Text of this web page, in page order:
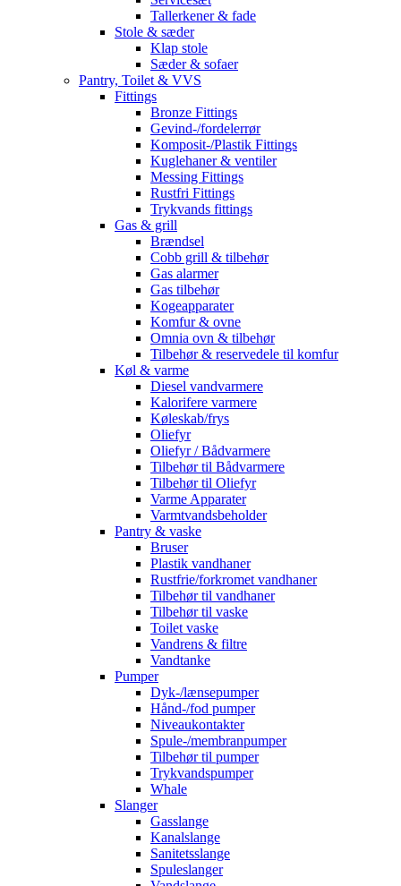
Tallerkener & fade
Stole & sæder
Klap stole
Sæder & sofaer
Pantry, Toilet & VVS
Fittings
Bronze Fittings
Gevind-/fordelerrør
Komposit-/Plastik Fittings
Kuglehaner & ventiler
Messing Fittings
Rustfri Fittings
Trykvands fittings
Gas & grill
Brændsel
Cobb grill & tilbehør
Gas alarmer
Gas tilbehør
Kogeapparater
Komfur & ovne
Omnia ovn & tilbehør
Tilbehør & reservedele til komfur
Køl & varme
Diesel vandvarmere
Kalorifere varmere
Køleskab/frys
Oliefyr
Oliefyr / Bådvarmere
Tilbehør til Bådvarmere
Tilbehør til Oliefyr
Varme Apparater
Varmtvandsbeholder
Pantry & vaske
Bruser
Plastik vandhaner
Rustfrie/forkromet vandhaner
Tilbehør til vandhaner
Tilbehør til vaske
Toilet vaske
Vandrens & filtre
Vandtanke
Pumper
Dyk-/lænsepumper
Hånd-/fod pumper
Niveaukontakter
Spule-/membranpumper
Tilbehør til pumper
Trykvandspumper
Whale
Slanger
Gasslange
Kanalslange
Sanitetsslange
Spuleslanger